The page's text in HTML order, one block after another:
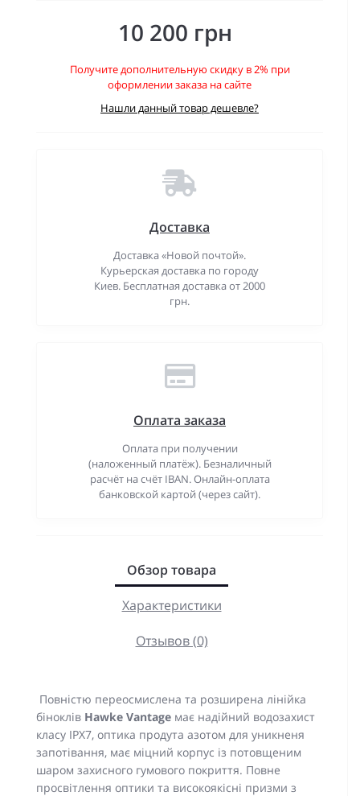
10 200 грн
Получите дополнительную скидку в 2% при
оформлении заказа на сайте
Нашли данный товар дешевле?
Доставка
Доставка «Новой почтой».
Курьерская доставка по городу
Киев. Бесплатная доставка от 2000
грн.
Оплата заказа
Оплата при получении
(наложенный платёж). Безналичный
расчёт на счёт IBAN. Онлайн-оплата
банковской картой (через сайт).
Обзор товара
Характеристики
Отзывов (0)
Повністю переосмислена та розширена лінійка
біноклів Hawke Vantage має надійний водозахист
класу IPX7, оптика продута азотом для уникненя
запотівання, має міцний корпус із потовщеним
шаром захисного гумового покриття. Повне
просвітлення оптики та високоякісні призми з